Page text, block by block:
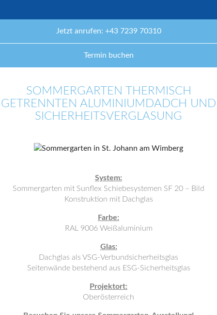
Jetzt anrufen: +43 7239 70310
Termin buchen
SOMMERGARTEN THERMISCH
GETRENNTEN ALUMINIUMDADCH UND
SICHERHEITSVERGLASUNG
System:
Sommergarten mit Sunflex Schiebesystemen SF 20 – Bild
Konstruktion mit Dachglas
Farbe:
RAL 9006 Weißaluminium
Glas:
Dachglas als VSG-Verbundsicherheitsglas
Seitenwände bestehend aus ESG-Sicherheitsglas
Projektort:
Oberösterreich